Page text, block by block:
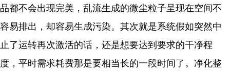
品都不会出现完美，乱流生成的微尘粒子呈现在空间不
容易排出，却容易生成污染。其次就是系统假如突然中
止了运转再次激活的话，还是想要达到要求的干净程
度，平时需求耗费那是要相当长的一段时间了。净化整